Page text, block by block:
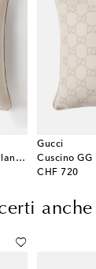
Cuscino GG in jacquard di lana e cashmere
Gucci
CHF 720
original price
anche